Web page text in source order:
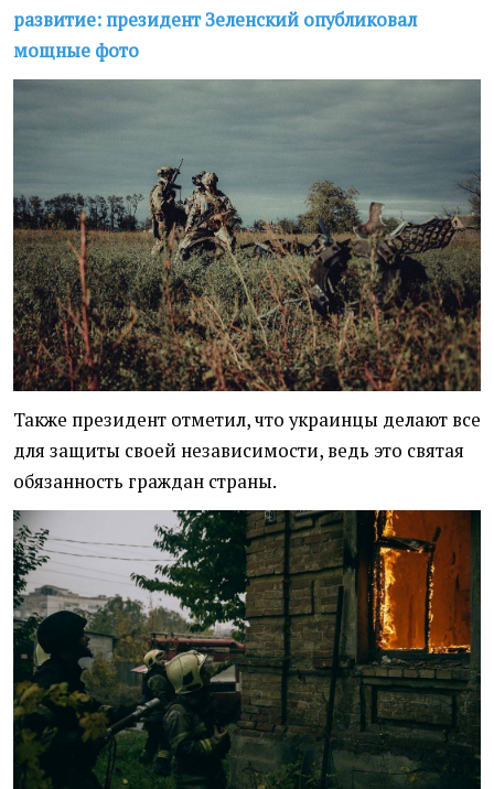
развитие: президент Зеленский опубликовал
мощные фото
Также президент отметил, что украинцы делают все
для защиты своей независимости, ведь это святая
обязанность граждан страны.